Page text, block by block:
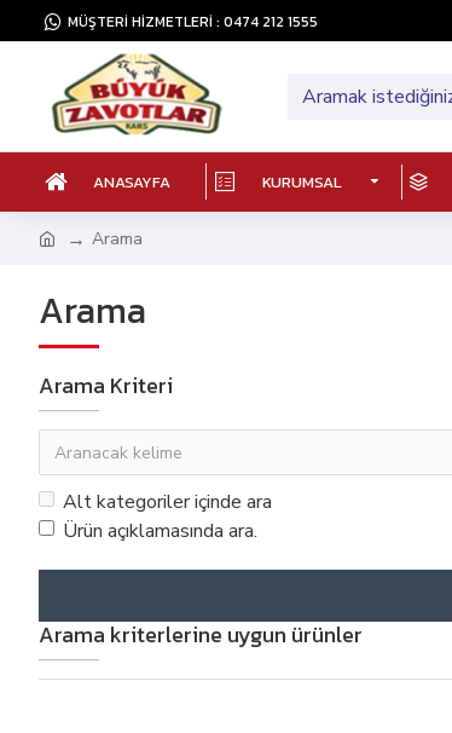
MÜŞTERİ HİZMETLERİ : 0474 212 1555
ANASAYFA KURUMSAL
Arama
Arama
Arama Kriteri
Alt kategoriler içinde ara
Ürün açıklamasında ara.
Arama kriterlerine uygun ürünler